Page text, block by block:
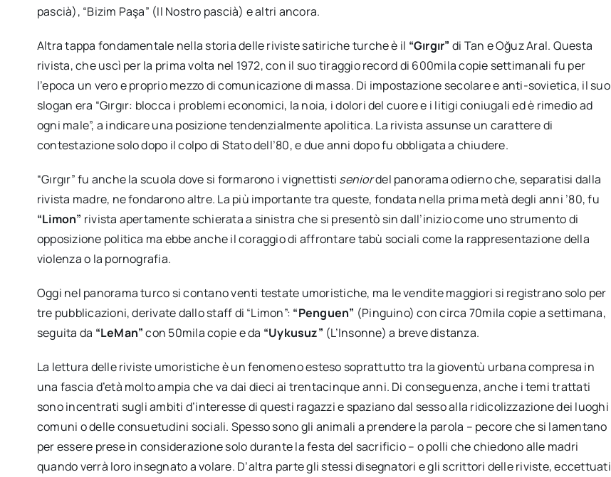
pascià), “Bizim Paşa” (Il Nostro pascià) e altri ancora.
Altra tappa fondamentale nella storia delle riviste satiriche turche è il “Gırgır” di Tan e Oğuz Aral. Questa
rivista, che uscì per la prima volta nel 1972, con il suo tiraggio record di 600mila copie settimanali fu per
l’epoca un vero e proprio mezzo di comunicazione di massa. Di impostazione secolare e anti-sovietica, il suo
slogan era “Gırgır: blocca i problemi economici, la noia, i dolori del cuore e i litigi coniugali ed è rimedio ad
ogni male”, a indicare una posizione tendenzialmente apolitica. La rivista assunse un carattere di
contestazione solo dopo il colpo di Stato dell’80, e due anni dopo fu obbligata a chiudere.
“Gırgır” fu anche la scuola dove si formarono i vignettisti seniordel panorama odierno che, separatisi dalla
rivista madre, ne fondarono altre. La più importante tra queste, fondata nella prima metà degli anni ’80, fu
“Limon” rivista apertamente schierata a sinistra che si presentò sin dall’inizio come uno strumento di
opposizione politica ma ebbe anche il coraggio di affrontare tabù sociali come la rappresentazione della
violenza o la pornografia.
Oggi nel panorama turco si contano venti testate umoristiche, ma le vendite maggiori si registrano solo per
tre pubblicazioni, derivate dallo staff di “Limon”: “Penguen” (Pinguino) con circa 70mila copie a settimana,
seguita da “LeMan”con 50mila copie e da “Uykusuz” (L’Insonne) a breve distanza.
La lettura delle riviste umoristiche è un fenomeno esteso soprattutto tra la gioventù urbana compresa in
una fascia d’età molto ampia che va dai dieci ai trentacinque anni. Di conseguenza, anche i temi trattati
sono incentrati sugli ambiti d’interesse di questi ragazzi e spaziano dal sesso alla ridicolizzazione dei luoghi
comuni o delle consuetudini sociali. Spesso sono gli animali a prendere la parola – pecore che si lamentano
per essere prese in considerazione solo durante la festa del sacrificio – o polli che chiedono alle madri
quando verrà loro insegnato a volare. D’altra parte gli stessi disegnatori e gli scrittori delle riviste, eccettuati